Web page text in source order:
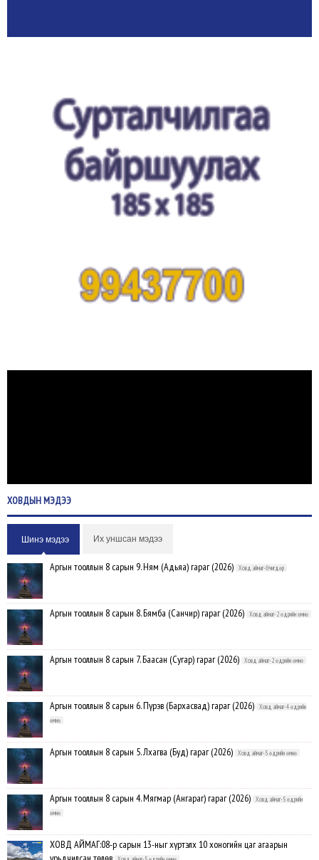
ХОВДЫНМЭДЭЭ
Шинэ мэдээ Их уншсан мэдээ
Аргын тооллын 8 сарын 9. Ням (Адьяа) гараг (2026) Ховд аймаг-Өчигдөр
Аргын тооллын 8 сарын 8. Бямба (Санчир) гараг (2026) Ховд аймаг-2 өдрийн өмнө
Аргын тооллын 8 сарын 7. Баасан (Сугар) гараг (2026) Ховд аймаг-2 өдрийн өмнө
Аргын тооллын 8 сарын 6. Пүрэв (Бархасвад) гараг (2026)
Ховд аймаг-4 өдрийн
өмнө
Аргын тооллын 8 сарын 5. Лхагва (Буд) гараг (2026) Ховд аймаг-5 өдрийн өмнө
Аргын тооллын 8 сарын 4. Мягмар (Ангараг) гараг (2026)
Ховд аймаг-5 өдрийн
өмнө
ХОВД АЙМАГ:08-р сарын 13-ныг хүртэлх 10 хоногийн цаг агаарын